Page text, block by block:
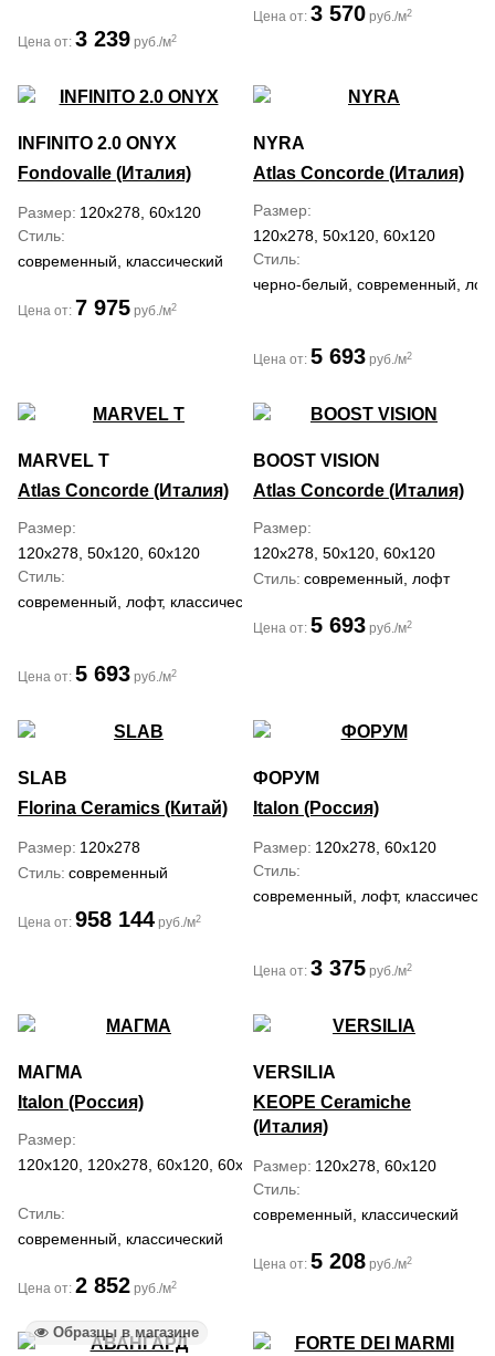
Цена от: 3 239 руб./м2
Цена от: 3 570 руб./м2
INFINITO 2.0 ONYX
Fondovalle (Италия)
Размер 120x278, 60x120
Стиль
современный, классический
Цена от: 7 975 руб./м2
NYRA
Atlas Concorde (Италия)
Размер
120x278, 50x120, 60x120
Стиль
черно-белый, современный,
Цена от: 5 693 руб./м2
MARVEL T
Atlas Concorde (Италия)
Размер
120x278, 50x120, 60x120
Стиль
современный, лофт, классический, средиземноморский
Цена от: 5 693 руб./м2
BOOST VISION
Atlas Concorde (Италия)
Размер
120x278, 50x120, 60x120
Стиль современный, лофт
Цена от: 5 693 руб./м2
SLAB
Florina Ceramics (Китай)
Размер 120x278
Стиль современный
Цена от: 958 144 руб./м2
ФОРУМ
Italon (Россия)
Размер 120x278, 60x120
Стиль
современный, лофт,
Цена от: 3 375 руб./м2
МАГМА
Italon (Россия)
Размер
120x120, 120x278, 60x120, 60x60, 80x160
Стиль
современный, классический
Цена от: 2 852 руб./м2
VERSILIA
KEOPE Ceramiche
(Италия)
Размер 120x278, 60x120
Стиль
современный, классический
Цена от: 5 208 руб./м2
Образцы в магазине